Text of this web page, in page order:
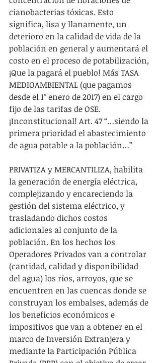
cianobacterias tóxicas. Esto
significa, lisa y llanamente, un
deterioro en la calidad de vida de la
población en general y aumentará el
costo en el proceso de potabilización,
¡Que la pagará el pueblo! Más TASA
MEDIOAMBIENTAL (que pagamos
desde el 1° enero de 2017) en el cargo
fijo de las tarifas de OSE.
¡Inconstitucional! Art. 47 “…siendo la
primera prioridad el abastecimiento
de agua potable a la población…”
PRIVATIZA y MERCANTILIZA, habilita
la generación de energía eléctrica,
complejizando y encareciendo la
gestión del sistema eléctrico, y
trasladando dichos costos
adicionales al conjunto de la
población. En los hechos los
Operadores Privados van a controlar
(cantidad, calidad y disponibilidad
del agua) los ríos, arroyos, que se
encuentren en las cuencas donde se
construyan los embalses, además de
los beneficios económicos e
impositivos que van a obtener en el
marco de Inversión Extranjera y
mediante la Participación Pública